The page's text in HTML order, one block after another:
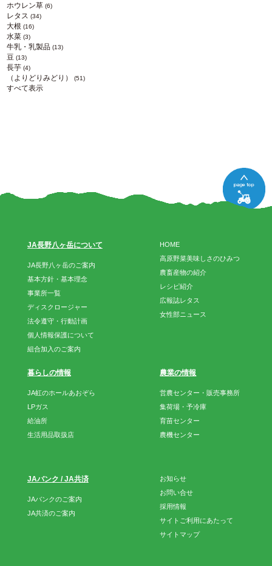
ホウレン草 (6)
レタス (34)
大根 (16)
水菜 (3)
牛乳・乳製品 (13)
豆 (13)
長芋 (4)
（よりどりみどり） (51)
すべて表示
HOME
高原野菜美味しさのひみつ
農畜産物の紹介
レシピ紹介
広報誌レタス
女性部ニュース
JA長野八ヶ岳について
JA長野八ヶ岳のご案内
基本方針・基本理念
事業所一覧
ディスクロージャー
法令遵守・行動計画
個人情報保護について
組合加入のご案内
暮らしの情報
JA虹のホールあおぞら
LPガス
給油所
生活用品取扱店
農業の情報
営農センター・販売事務所
集荷場・予冷庫
育苗センター
農機センター
JAバンク / JA共済
JAバンクのご案内
JA共済のご案内
お知らせ
お問い合せ
採用情報
サイトご利用にあたって
サイトマップ